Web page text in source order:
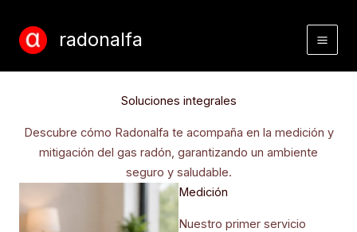
contenido
radonalfa
Soluciones integrales
Descubre cómo Radonalfa te acompaña en la medición y
mitigación del gas radón, garantizando un ambiente
seguro y saludable.
Medición
Nuestro primer servicio